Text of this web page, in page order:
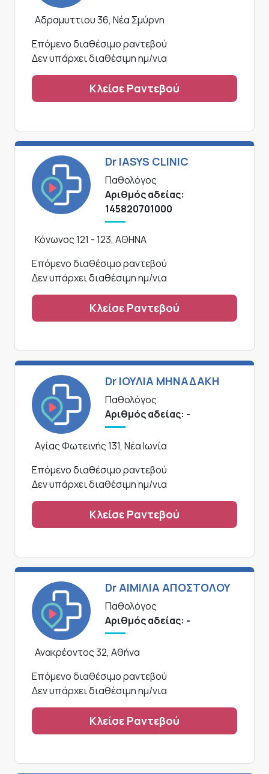
Αδραμυττιου 36, Νέα Σμύρνη
Επόμενο διαθέσιμο ραντεβού
Δεν υπάρχει διαθέσιμη ημ/νια
Κλείσε Ραντεβού
Dr IASYS CLINIC
Παθολόγος
Αριθμός αδείας:
145820701000
Κόνωνος 121 - 123, ΑΘΗΝΑ
Επόμενο διαθέσιμο ραντεβού
Δεν υπάρχει διαθέσιμη ημ/νια
Κλείσε Ραντεβού
Dr ΙΟΥΛΙΑ ΜΗΝΑΔΑΚΗ
Παθολόγος
Αριθμός αδείας: -
Αγίας Φωτεινής 131, Νέα Ιωνία
Επόμενο διαθέσιμο ραντεβού
Δεν υπάρχει διαθέσιμη ημ/νια
Κλείσε Ραντεβού
Dr ΑΙΜΙΛΙΑ ΑΠΟΣΤΟΛΟΥ
Παθολόγος
Αριθμός αδείας: -
Ανακρέοντος 32, Αθήνα
Επόμενο διαθέσιμο ραντεβού
Δεν υπάρχει διαθέσιμη ημ/νια
Κλείσε Ραντεβού